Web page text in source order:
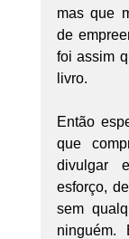
mas que
de
foi assim
livro.
Então
que
divulgar
esforço,
sem